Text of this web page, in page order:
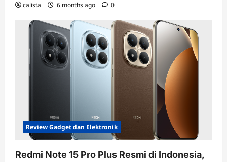
calista 6 months ago 0
Review Gadget dan Elektronik
Redmi Note 15 Pro Plus Resmi di Indonesia,